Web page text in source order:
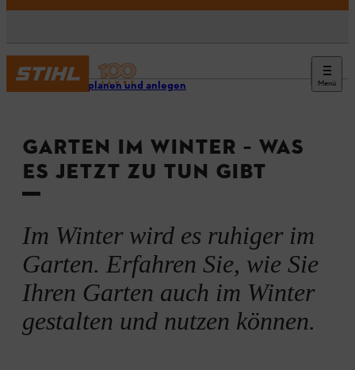
Menü
Garten planen und anlegen
GARTEN IM WINTER – WAS
ES JETZT ZU TUN GIBT
Im Winter wird es ruhiger im
Garten. Erfahren Sie, wie Sie
Ihren Garten auch im Winter
gestalten und nutzen können.